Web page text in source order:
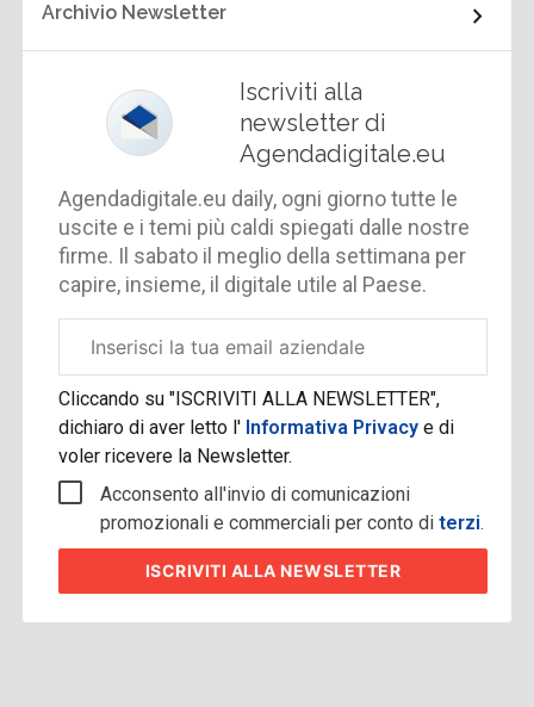
Archivio Newsletter
Iscriviti alla
newsletter di
Agendadigitale.eu
Agendadigitale.eu daily, ogni giorno tutte le
uscite e i temi più caldi spiegati dalle nostre
firme. Il sabato il meglio della settimana per
capire, insieme, il digitale utile al Paese.
aziendale
Cliccando su "ISCRIVITI ALLA NEWSLETTER",
dichiaro di aver letto l' Informativa Privacye di
voler ricevere la Newsletter.
Acconsento all'invio di comunicazioni
promozionali e commerciali per conto diterzi.
ISCRIVITI ALLA NEWSLETTER